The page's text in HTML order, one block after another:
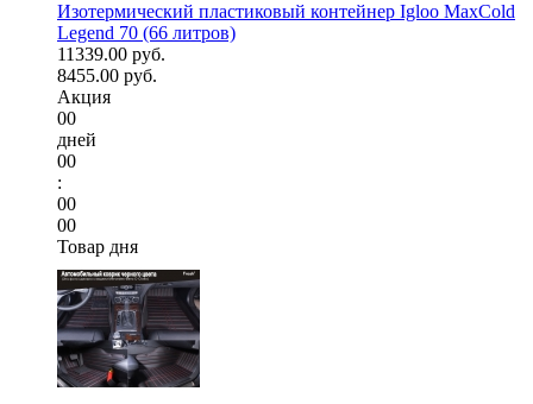
Изотермический пластиковый контейнер Igloo MaxCold
Legend 70 (66 литров)
11339.00 руб.
8455.00 руб.
Акция
00
дней
00
:
00
00
Товар дня